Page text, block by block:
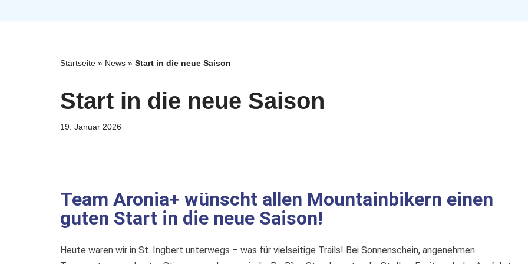
Startseite » News » Start in die neue Saison
Start in die neue Saison
19. Januar 2026
Team Aronia+ wünscht allen Mountainbikern einen
guten Start in die neue Saison!
Heute waren wir in St. Ingbert unterwegs – was für vielseitige Trails! Bei Sonnenschein, angenehmen